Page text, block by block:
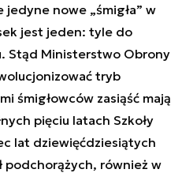
nowe „śmigła” w
jest jeden: tyle do
Stąd Ministerstwo Obrony
tryb
śmigłowców zasiąść mają
pięciu latach Szkoły
lat dziewięćdziesiątych
podchorążych, również w